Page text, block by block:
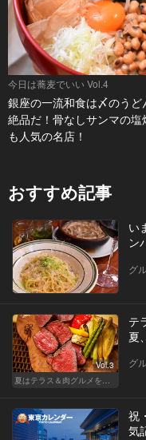
今日は蕎麦でいい Vol.4
銀座の一流和食は〆のうど
絶品だ！骨なしサンマの塩
も人気の名店！
おすすめ記事
い
ン
グ
Vol.3
夏はテラス＆肉グルメを開放的に楽しもう
テ
夏
グ
祝
気